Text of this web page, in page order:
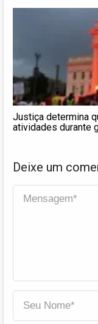
Justiça determina
atividades durante
Deixe um